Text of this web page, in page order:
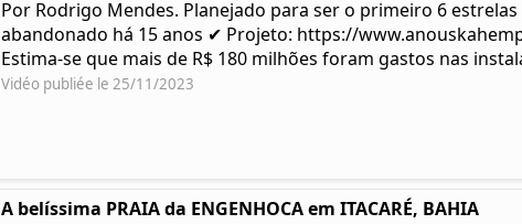
Por Rodrigo Mendes. Planejado para ser o primeiro 6
abandonado há 15 anos ✔ Projeto: https://
Estima-se que mais de R$ 180 milhões foram gastos nas
Vidéo publiée le 25/11/2023
A belíssima PRAIA da ENGENHOCA em ITACARÉ, BAHIA